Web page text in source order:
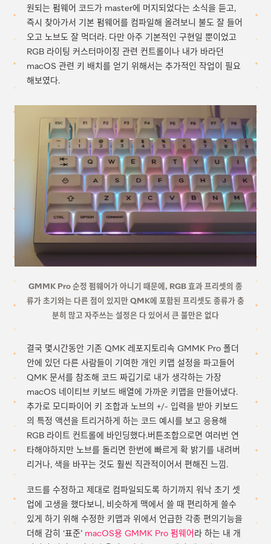
원되는 펌웨어 코드가 master에 머지되었다는 소식을 듣고,
즉시 찾아가서 기본 펌웨어를 컴파일해 올려보니 불도 잘 들어
오고 노브도 잘 먹더라. 다만 아주 기본적인 구현일 뿐이었고
RGB 라이팅 커스터마이징 관련 컨트롤이나 내가 바라던
macOS 관련 키 배치를 얻기 위해서는 추가적인 작업이 필요
해보였다.
GMMK Pro 순정 펌웨어가 아니기 때문에, RGB 효과 프리셋의 종
류가 초기와는 다른 점이 있지만 QMK에 포함된 프리셋도 종류가 충
분히 많고 자주쓰는 설정은 다 있어서 큰 불만은 없다
결국 몇시간동안 기존 QMK 레포지토리속 GMMK Pro 폴더
안에 있던 다른 사람들이 기여한 개인 키맵 설정을 파고들어
QMK 문서를 참조해 코드 짜깁기로 내가 생각하는 가장
macOS 네이티브 키보드 배열에 가까운 키맵을 만들어냈다.
추가로 모디파이어 키 조합과 노브의 +/- 입력을 받아 키보드
의 특정 액션을 트리거하게 하는 코드 예시를 보고 응용해
RGB 라이트 컨트롤에 바인딩했다.버튼조합으로면 여러번 연
타해야하지만 노브를 돌리면 한번에 빠르게 확 밝기를 내려버
리거나, 색을 바꾸는 것도 훨씬 직관적이어서 편해진 느낌.
코드를 수정하고 제대로 컴파일되도록 하기까지 워낙 초기 셋
업에 고생을 했다보니, 비슷하게 맥에서 쓸 때 편리하게 쓸수
있게 하기 위해 수정한 키맵과 위에서 언급한 각종 편의기능을
더해 감히 ‘표준’ macOS용 GMMK Pro 펌웨어 라 하는 내 개